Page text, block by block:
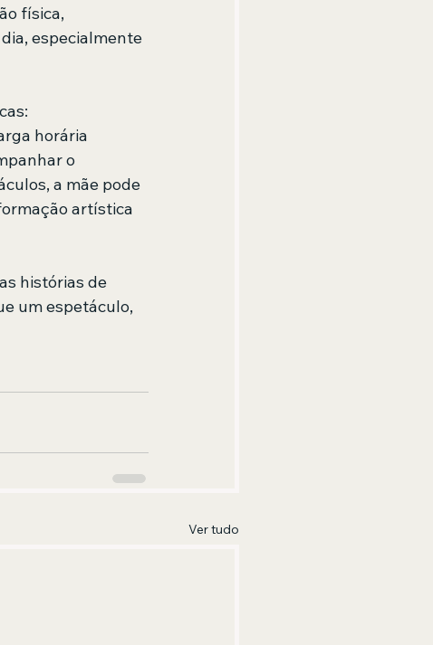
física,
especialmente
horária
o
a mãe pode
artística
histórias de
um espetáculo,
Ver tudo